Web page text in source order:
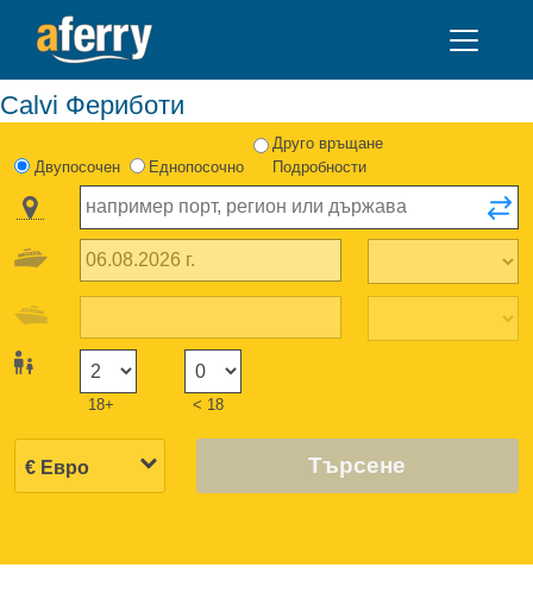
Calvi Фериботи
Двупосочен Еднопосочно
Друго връщане
Подробности
18+ < 18
Търсене